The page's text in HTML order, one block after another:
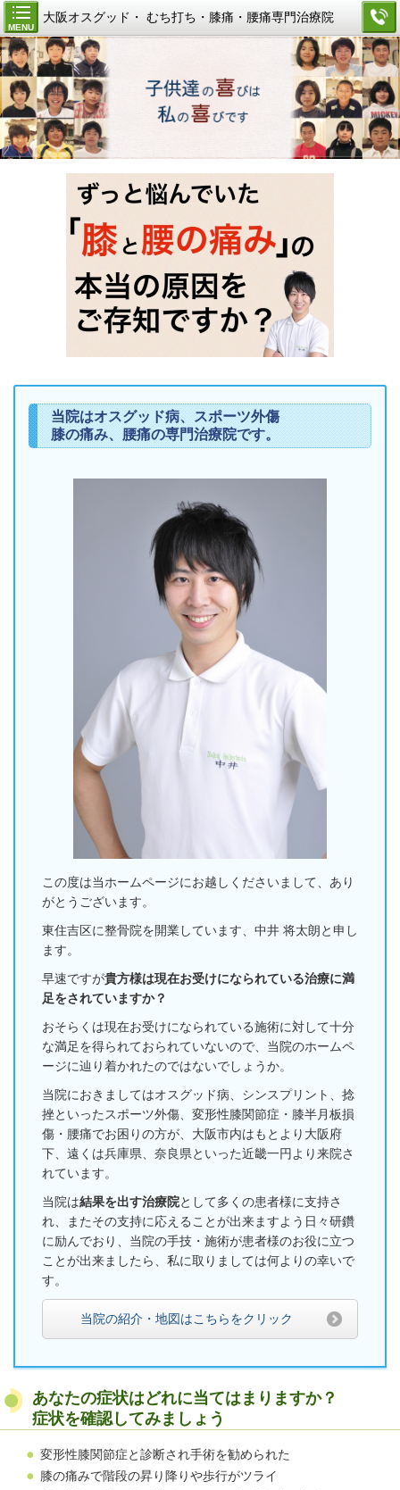
MENU
大阪オスグッド・ むち打ち・膝痛・腰痛専門治療院
当院はオスグッド病、スポーツ外傷
膝の痛み、腰痛の専門治療院です。
この度は当ホームページにお越しくださいまして、あり
がとうございます。
東住吉区に整骨院を開業しています、中井 将太朗と申し
ます。
早速ですが貴方様は現在お受けになられている治療に満
足をされていますか？
おそらくは現在お受けになられている施術に対して十分
な満足を得られておられていないので、当院のホームペ
ージに辿り着かれたのではないでしょうか。
当院におきましてはオスグッド病、シンスプリント、捻
挫といったスポーツ外傷、変形性膝関節症・膝半月板損
傷・腰痛でお困りの方が、大阪市内はもとより大阪府
下、遠くは兵庫県、奈良県といった近畿一円より来院さ
れています。
当院は結果を出す治療院として多くの患者様に支持さ
れ、またその支持に応えることが出来ますよう日々研鑽
に励んでおり、当院の手技・施術が患者様のお役に立つ
ことが出来ましたら、私に取りましては何よりの幸いで
す。
当院の紹介・地図はこちらをクリック
あなたの症状はどれに当てはまりますか？
症状を確認してみましょう
変形性膝関節症と診断され手術を勧められた
膝の痛みで階段の昇り降りや歩行がツライ